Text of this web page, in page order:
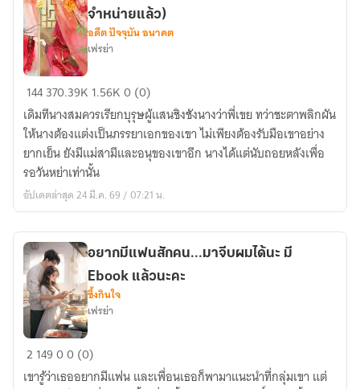
ฮู
หยิน
ของ
ข้า
คือ
นาง
ผู้
(มี
อี
บุ๊
กวาง
จำหน่าย
แล้ว)
จำหน่ายแล้ว)
อดีต ปัจจุบัน อนาคต
เฟรย่า
144370.39K 1.56K0 (0)
เดิมทีนางสมควรเรียกบุรุษผู้แสนชิงชังนางว่าพี่เขย ทว่าชะตาพลิกผัน
ให้นางต้องแต่งเป็นภรรยาเอกของเขา ไม่เพียงต้องรับมือเขาอย่าง
ยากเย็น ยังมีแม่สามีและอนุของเขาอีก นางได้แต่นับถอยหลังเพื่อ
รอวันหย่าเท่านั้น
อัปเดตล่าสุด 24 มี.ค. 69 / 07:21 น.
อยาก
อยากมีแฟนสักคน...มาจีบผมได้นะ มี
Ebook แล้วนะคะ
ซึ้งกินใจ
เฟรย่า
2 14900 (0)
เขารู้ว่าเธออยากมีแฟน และเพื่อนเธอก็พามาแนะนำที่กลุ่มเขา แต่